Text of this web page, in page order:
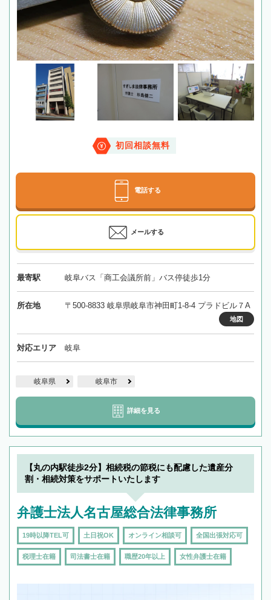
初回相談無料
電話する
メールする
最寄駅 岐阜バス「商工会議所前」バス停徒歩1分
所在地 〒500-8833 岐阜県岐阜市神田町1-8-4 プラドビル７A
地図
対応エリア 岐阜
岐阜県 岐阜市
詳細を見る
【丸の内駅徒歩2分】相続税の節税にも配慮した遺産分
割・相続対策をサポートいたします
弁護士法人名古屋総合法律事務所
19時以降TEL可 土日祝OK オンライン相談可 全国出張対応可
税理士在籍 司法書士在籍 職歴20年以上 女性弁護士在籍